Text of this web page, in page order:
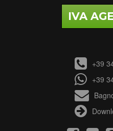
IVA
+39
+39